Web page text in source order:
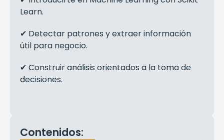
Learn.
✔ Detectar patrones y extraer información
útil para negocio.
✔ Construir análisis orientados a la toma de
decisiones.
Contenidos: